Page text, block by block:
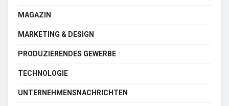
MAGAZIN
MARKETING & DESIGN
PRODUZIERENDES GEWERBE
TECHNOLOGIE
UNTERNEHMENSNACHRICHTEN